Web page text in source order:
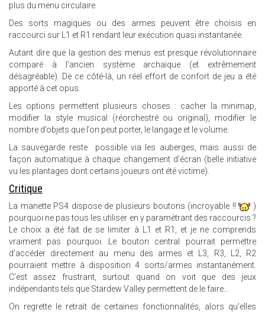
plus du menu circulaire.
Des sorts magiques ou des armes peuvent être choisis en
raccourci sur L1 et R1 rendant leur exécution quasi instantanée.
Autant dire que la gestion des menus est presque révolutionnaire
comparé à l’ancien système archaïque (et extrêmement
désagréable). De ce côté-là, un réel effort de confort de jeu a été
apporté à cet opus.
Les options permettent plusieurs choses : cacher la minimap,
modifier la style musical (réorchestré ou original), modifier le
nombre d’objets que l’on peut porter, le langage et le volume.
La sauvegarde reste possible via les auberges, mais aussi de
façon automatique à chaque changement d’écran (belle initiative
vu les plantages dont certains joueurs ont été victime).
Critique
La manette PS4 dispose de plusieurs boutons (incroyable !!
)
pourquoi ne pas tous les utiliser en y paramétrant des raccourcis ?
Le choix a été fait de se limiter à L1 et R1, et je ne comprends
vraiment pas pourquoi. Le bouton central pourrait permettre
d’accéder directement au menu des armes et L3, R3, L2, R2
pourraient mettre à disposition 4 sorts/armes instantanément.
C’est assez frustrant, surtout quand on voit que des jeux
indépendants tels que Stardew Valley permettent de le faire…
On regrette le retrait de certaines fonctionnalités, alors qu’elles